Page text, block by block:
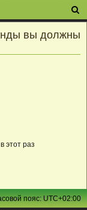
вы должны
этот раз
пояс:UTC+02:00